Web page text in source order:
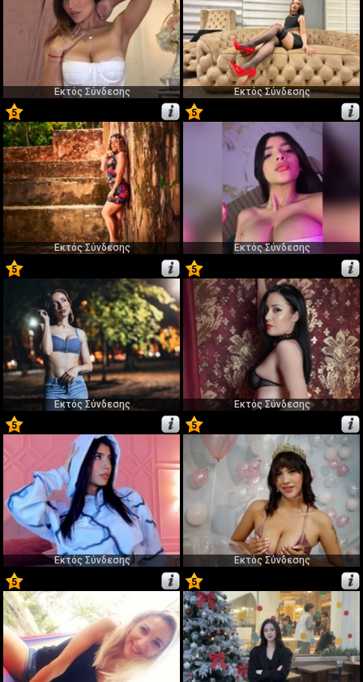
Εκτός Σύνδεσης
Εκτός Σύνδεσης
5
25
Εκτός Σύνδεσης
5
Εκτός Σύνδεσης
5
Εκτός Σύνδεσης
5
28
Εκτός Σύνδεσης
5
Εκτός Σύνδεσης
5
Εκτός Σύνδεσης
5
31
5
32